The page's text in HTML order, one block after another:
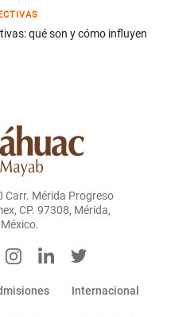
qué son y cómo influyen
Carr. Mérida Progreso
CP. 97308, Mérida,
Internacional